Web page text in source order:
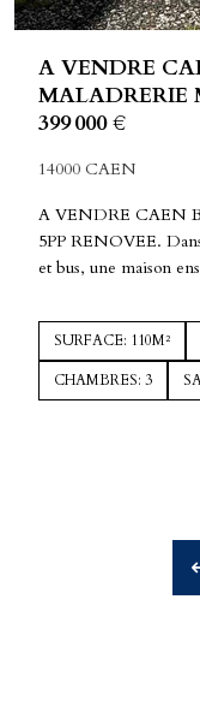
A VENDRE
MALADRERIE
399 000 €
14000 CAEN
A VENDRE CAEN
5PP RENOVEE.
et bus, une maison
SURFACE: 110M²
CHAMBRES: 3